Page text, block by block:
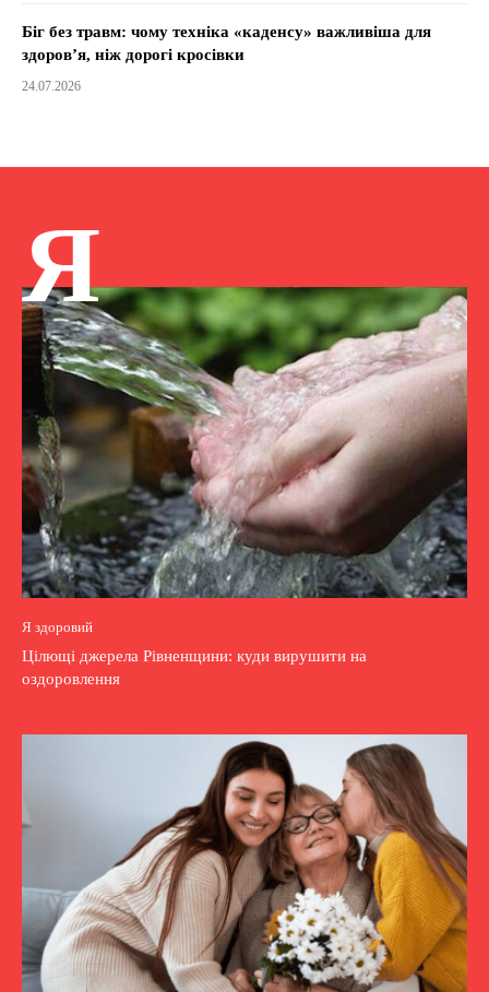
Біг без травм: чому техніка «каденсу» важливіша для
здоров’я, ніж дорогі кросівки
24.07.2026
Я
Я здоровий
Цілющі джерела Рівненщини: куди вирушити на
оздоровлення